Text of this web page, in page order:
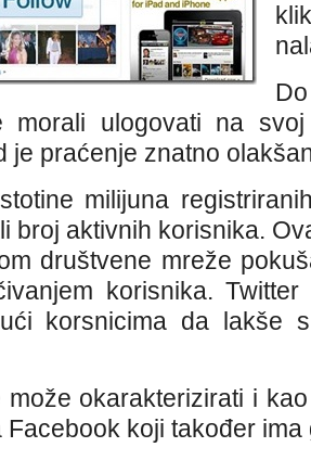
morali ulogovati na
je praćenje znatno
milijuna
broj aktivnih korisnika.
društvene mreže
korisnika.
korsnicima da lakše
može okarakterizirati i
Facebook koji također ima